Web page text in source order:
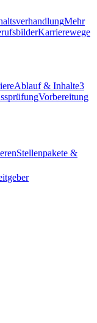
Mehr
Karrierewege
Ablauf & Inhalte3
Vorbereitung
Stellenpakete &